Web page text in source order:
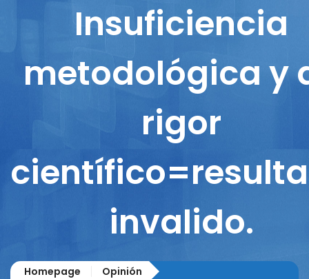
Insuficiencia
metodológica y
rigor
invalido.
Homepage
Opinión